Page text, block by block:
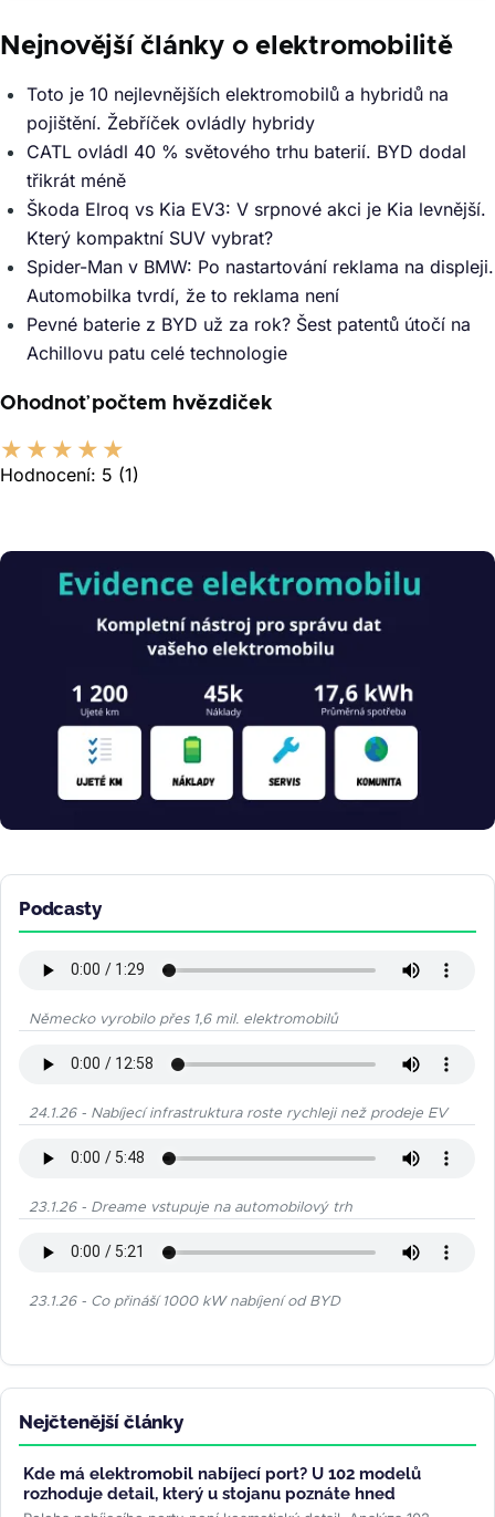
Nejnovější články o elektromobilitě
Toto je 10 nejlevnějších elektromobilů a hybridů na
pojištění. Žebříček ovládly hybridy
CATL ovládl 40 % světového trhu baterií. BYD dodal
třikrát méně
Škoda Elroq vs Kia EV3: V srpnové akci je Kia levnější.
Který kompaktní SUV vybrat?
Spider-Man v BMW: Po nastartování reklama na displeji.
Automobilka tvrdí, že to reklama není
Pevné baterie z BYD už za rok? Šest patentů útočí na
Achillovu patu celé technologie
Ohodnoť počtem hvězdiček
Hodnocení: 5 (1)
Obrázek
Podcasty
Německo vyrobilo přes 1,6 mil. elektromobilů
24.1.26 - Nabíjecí infrastruktura roste rychleji než prodeje EV
23.1.26 - Dreame vstupuje na automobilový trh
23.1.26 - Co přináší 1000 kW nabíjení od BYD
Nejčtenější články
Kde má elektromobil nabíjecí port? U 102 modelů
rozhoduje detail, který u stojanu poznáte hned